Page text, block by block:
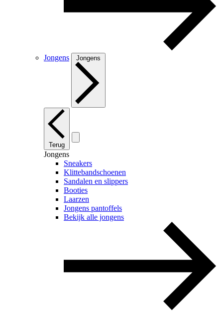
Jongens Jongens
Terug
Jongens
Sneakers
Klittebandschoenen
Sandalen en slippers
Booties
Laarzen
Jongens pantoffels
Bekijk alle jongens